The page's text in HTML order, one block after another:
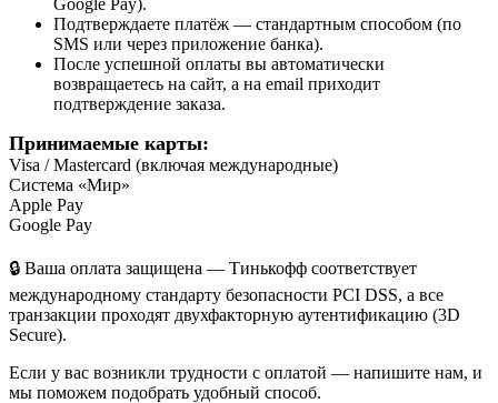
Подтверждаете платёж — стандартным способом (по
SMS или через приложение банка).
После успешной оплаты вы автоматически
возвращаетесь на сайт, а на email приходит
подтверждение заказа.
Принимаемые карты:
Visa / Mastercard (включая международные)
Система «Мир»
Apple Pay
Google Pay
🔒 Ваша оплата защищена — Тинькофф соответствует
международному стандарту безопасности PCI DSS, а все
транзакции проходят двухфакторную аутентификацию (3D
Secure).
Если у вас возникли трудности с оплатой — напишите нам, и
мы поможем подобрать удобный способ.